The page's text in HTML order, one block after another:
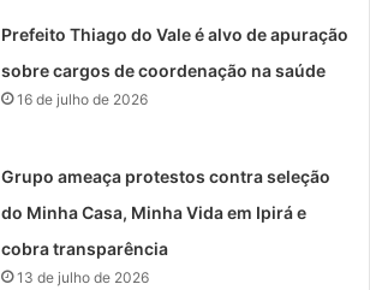
Prefeito Thiago do Vale é alvo de apuração
sobre cargos de coordenação na saúde
16 de julho de 2026
Grupo ameaça protestos contra seleção
do Minha Casa, Minha Vida em Ipirá e
cobra transparência
13 de julho de 2026